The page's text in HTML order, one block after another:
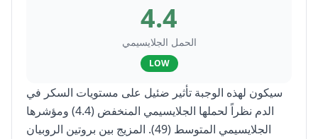
4.4
الحمل الجلايسيمي
LOW
سيكون لهذه الوجبة تأثير ضئيل على مستويات السكر في
الدم نظراً لحملها الجلايسيمي المنخفض (4.4) ومؤشرها
الجلايسيمي المتوسط (49). المزيج بين بروتين الروبيان